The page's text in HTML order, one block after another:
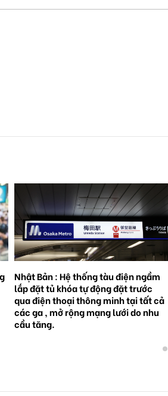
Nhật Bản : 65% phụ nữ không muốn
sinh con, lần đầu tiên vượt qua nam
giới [Sách Trắng về Sinh Sản 2025]